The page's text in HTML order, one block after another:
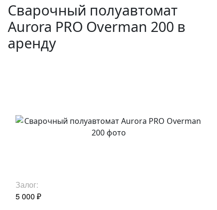
Сварочный полуавтомат
Aurora PRO Overman 200 в
аренду
Залог:
5 000 ₽